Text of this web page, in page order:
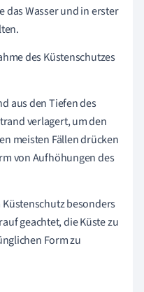
das Wasser und in erster
des Küstenschutzes
aus den Tiefen des
verlagert, um den
meisten Fällen drücken
von Aufhöhungen des
besonders
geachtet, die Küste zu
Form zu